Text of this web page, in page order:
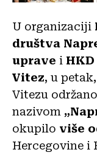
U organizaciji
društva
uprave i
Vitez, u
Vitezu
nazivom
okupilo više
Hercegovine i